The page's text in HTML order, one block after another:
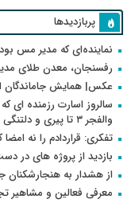
پربازدیدها
نماینده‌ای که مدیر مس
رفسنجان، معدن طلای
عکس| همایش جاماندگان
سالروز اسارت رزمنده ای
والفجر ۳ تا پیری و دلتنگی برای رفقای شهید
تفکری: قراردادم را نه
بازدید از پروژه های
از هشدار به هنجارشکنان
معرفی فعالین و مشاهیر